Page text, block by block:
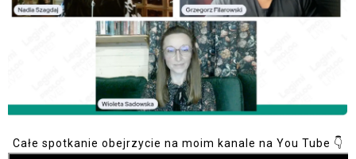
Całe spotkanie obejrzycie na moim kanale na You Tube 👇